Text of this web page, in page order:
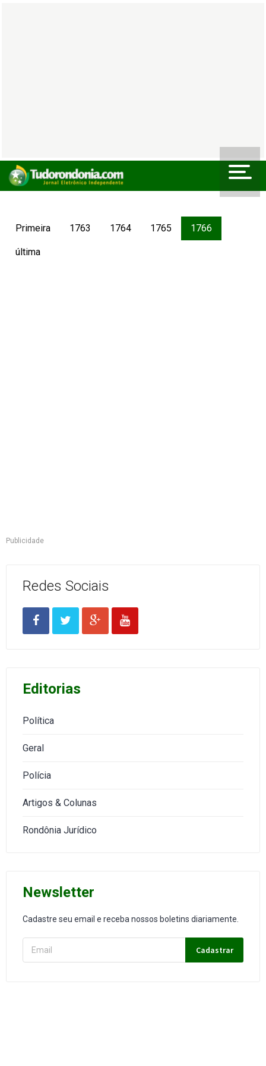
Primeira 1763 1764 1765 1766
última
Publicidade
Redes Sociais
Editorias
Política
Geral
Polícia
Artigos & Colunas
Rondônia Jurídico
Newsletter
Cadastre seu email e receba nossos boletins diariamente.
Cadastrar